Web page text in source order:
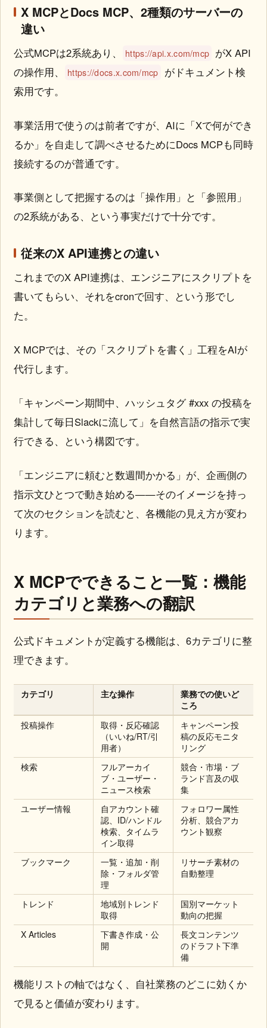
X MCPとDocs MCP、2種類のサーバーの
違い
公式MCPは2系統あり、 https://api.x.com/mcp がX API
の操作用、
https://docs.x.com/mcp がドキュメント検
索用です。
事業活用で使うのは前者ですが、AIに「Xで何ができ
るか」を自走して調べさせるためにDocs MCPも同時
接続するのが普通です。
事業側として把握するのは「操作用」と「参照用」
の2系統がある、という事実だけで十分です。
従来のX API連携との違い
これまでのX API連携は、エンジニアにスクリプトを
書いてもらい、それをcronで回す、という形でし
た。
X MCPでは、その「スクリプトを書く」工程をAIが
代行します。
「キャンペーン期間中、ハッシュタグ #xxx の投稿を
集計して毎日Slackに流して」を自然言語の指示で実
行できる、という構図です。
「エンジニアに頼むと数週間かかる」が、企画側の
指示文ひとつで動き始める——そのイメージを持っ
て次のセクションを読むと、各機能の見え方が変わ
ります。
X MCPでできること一覧：機能
カテゴリと業務への翻訳
公式ドキュメントが定義する機能は、6カテゴリに整
理できます。
カテゴリ 主な操作
業務での使いど
ころ
投稿操作
取得・反応確認
（いいね/RT/引
用者）
キャンペーン投
稿の反応モニタ
リング
検索
フルアーカイ
ブ・ユーザー・
ニュース検索
競合・市場・ブ
ランド言及の収
集
ユーザー情報
自アカウント確
認、ID/ハンドル
検索、タイムラ
イン取得
フォロワー属性
分析、競合アカ
ウント観察
ブックマーク
一覧・追加・削
除・フォルダ管
理
リサーチ素材の
自動整理
トレンド
地域別トレンド
取得
国別マーケット
動向の把握
X Articles
下書き作成・公
開
長文コンテンツ
のドラフト下準
備
機能リストの軸ではなく、自社業務のどこに効くか
で見ると価値が変わります。